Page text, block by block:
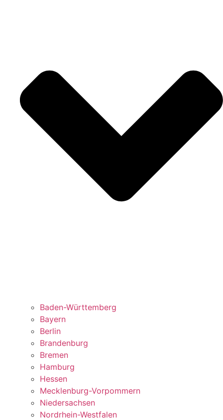
Baden-Württemberg
Bayern
Berlin
Brandenburg
Bremen
Hamburg
Hessen
Mecklenburg-Vorpommern
Niedersachsen
Nordrhein-Westfalen